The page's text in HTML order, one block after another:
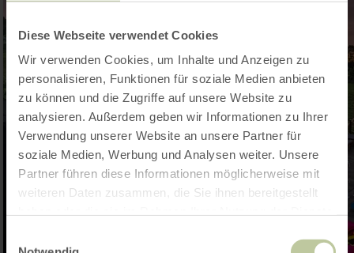
Diese Webseite verwendet Cookies
Wir verwenden Cookies, um Inhalte und Anzeigen zu
personalisieren, Funktionen für soziale Medien anbieten
zu können und die Zugriffe auf unsere Website zu
analysieren. Außerdem geben wir Informationen zu Ihrer
Verwendung unserer Website an unsere Partner für
soziale Medien, Werbung und Analysen weiter. Unsere
Partner führen diese Informationen möglicherweise mit
weiteren Daten zusammen, die Sie ihnen bereitgestellt